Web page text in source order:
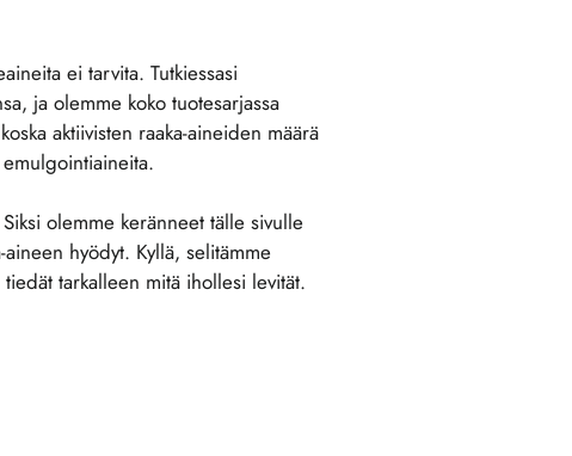
ei tarvita. Tutkiessasi
ja olemme koko tuotesarjassa
aktiivisten raaka-aineiden määrä
olemme keränneet tälle sivulle
aineen hyödyt. Kyllä, selitämme
tarkalleen mitä ihollesi levität.